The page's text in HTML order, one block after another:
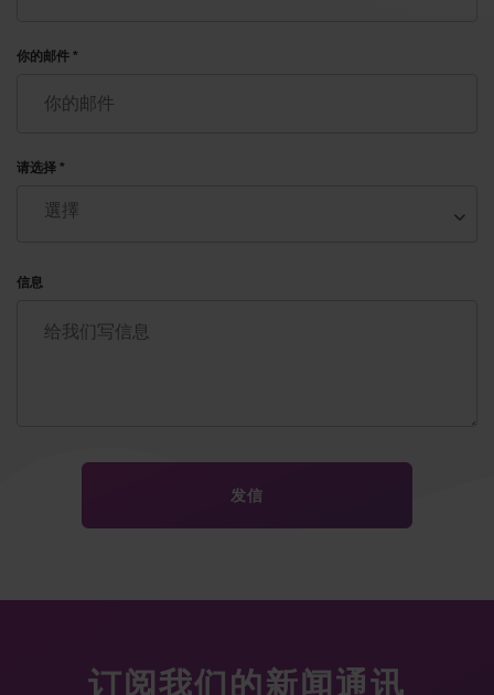
你的邮件 *
请选择 *
信息
订阅我们的新闻通讯